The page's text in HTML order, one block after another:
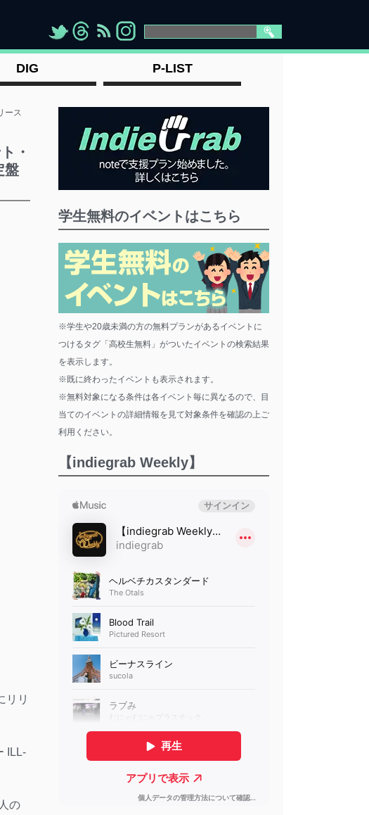
"> "> "> " >
DIG P-LIST
ース
・
盤
リリ
ILL-
の
学生無料のイベントはこちら
※学生や20歳未満の方の無料プランがあるイベントに
つけるタグ「高校生無料」がついたイベントの検索結果
を表示します。
※既に終わったイベントも表示されます。
※無料対象になる条件は各イベント毎に異なるので、目
当てのイベントの詳細情報を見て対象条件を確認の上ご
利用ください。
【indiegrab Weekly】